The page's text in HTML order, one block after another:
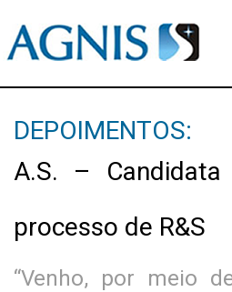
DEPOIMENTOS:
A.S. –
processo de R&S
“Venho, por meio